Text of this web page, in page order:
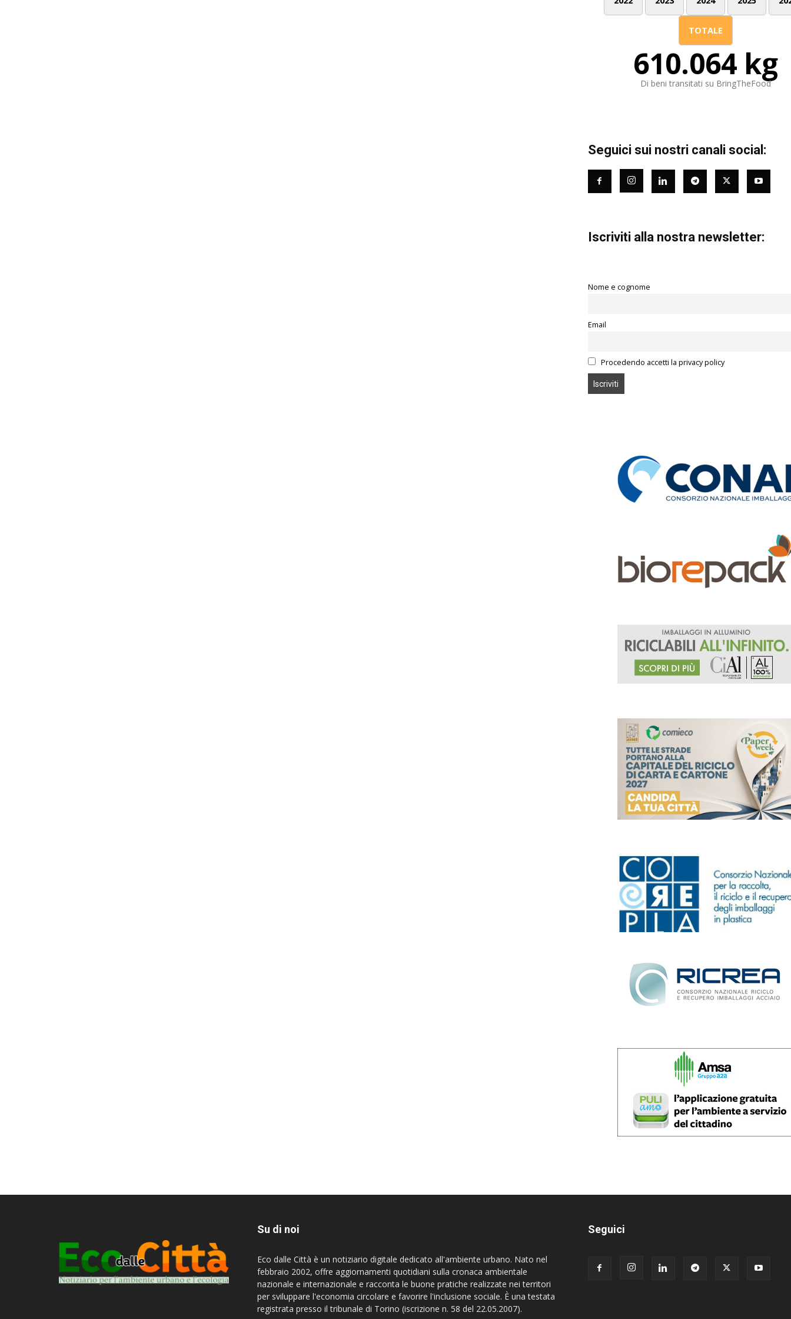
TOTALE
610.064 kg
Di beni transitati su BringTheFood
Seguici sui nostri canali social:
Iscriviti alla nostra newsletter:
Nome e cognome
Email
Procedendo accetti la privacy policy
Su di noi
Eco dalle Città è un notiziario digitale dedicato all'ambiente urbano. Nato nel
febbraio 2002, offre aggiornamenti quotidiani sulla cronaca ambientale
nazionale e internazionale e racconta le buone pratiche realizzate nei territori
per sviluppare l'economia circolare e favorire l'inclusione sociale. È una testata
registrata presso il tribunale di Torino (iscrizione n. 58 del 22.05.2007).
Seguici